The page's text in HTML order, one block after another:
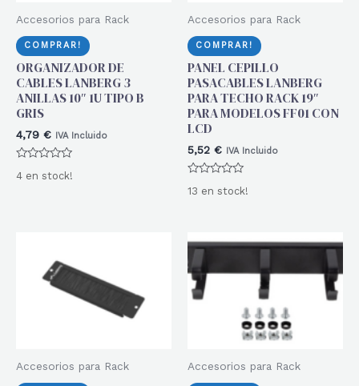
Accesorios para Rack
COMPRAR!
ORGANIZADOR DE
CABLES LANBERG 3
ANILLAS 10″ 1U TIPO B
GRIS
4,79 € IVA Incluido
con
4 en stock!
Accesorios para Rack
COMPRAR!
PANEL CEPILLO
PASACABLES LANBERG
PARA TECHO RACK 19″
PARA MODELOS FF01 CON
LCD
5,52 € IVA Incluido
con
13 en stock!
Accesorios para Rack Accesorios para Rack